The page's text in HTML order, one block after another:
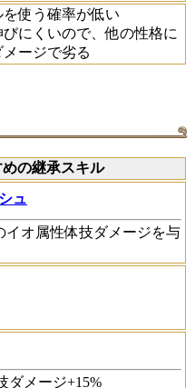
を使う確率が低い
びにくいので、他の性格に
ージで劣る
の継承スキル
ュ
イオ属性体技ダメージを与
ダメージ+15%